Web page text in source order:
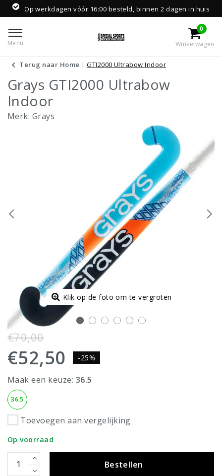
Op werkdagen vóór 16:00 besteld, binnen 2 dagen in huis
Menu
0
Winkelwagen
Terug naar Home |GTI2000 Ultrabow Indoor
Grays GTI2000 Ultrabow
Indoor
Merk: Grays
Klik op de foto om te vergroten
€70,00
€52,50 -25%
Maak een keuze: 36.5
36.5
Toevoegen aan vergelijking
Op voorraad
Bestellen